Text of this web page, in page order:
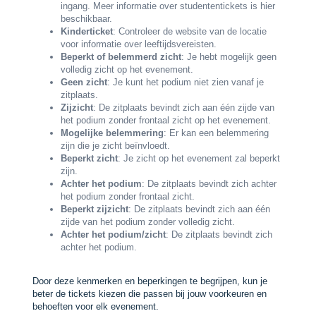
ingang. Meer informatie over studententickets is hier
beschikbaar.
Kinderticket: Controleer de website van de locatie
voor informatie over leeftijdsvereisten.
Beperkt of belemmerd zicht: Je hebt mogelijk geen
volledig zicht op het evenement.
Geen zicht: Je kunt het podium niet zien vanaf je
zitplaats.
Zijzicht: De zitplaats bevindt zich aan één zijde van
het podium zonder frontaal zicht op het evenement.
Mogelijke belemmering: Er kan een belemmering
zijn die je zicht beïnvloedt.
Beperkt zicht: Je zicht op het evenement zal beperkt
zijn.
Achter het podium: De zitplaats bevindt zich achter
het podium zonder frontaal zicht.
Beperkt zijzicht: De zitplaats bevindt zich aan één
zijde van het podium zonder volledig zicht.
Achter het podium/zicht: De zitplaats bevindt zich
achter het podium.
Door deze kenmerken en beperkingen te begrijpen, kun je
beter de tickets kiezen die passen bij jouw voorkeuren en
behoeften voor elk evenement.